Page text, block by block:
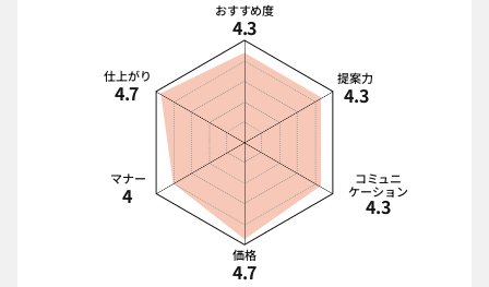
おすすめ度
4.3
提案力
4.3
コミュニ
ケーション
4.3
価格
4.7
マナー
4
仕上がり
4.7